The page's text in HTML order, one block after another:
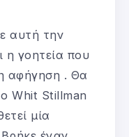
αυτή την
η γοητεία που
αφήγηση . Θα
Whit Stillman
μία